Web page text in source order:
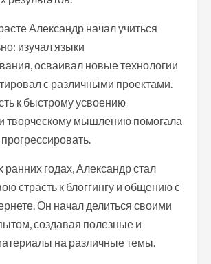
Александр начал учиться
изучал языки
осваивал новые технологии
с различными проектами.
к быстрому усвоению
творческому мышлению помогала
ранних годах, Александр стал
страсть к блоггингу и общению с
Он начал делиться своими
создавая полезные и
на различные темы.